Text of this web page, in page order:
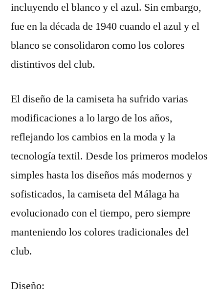
incluyendo el blanco y el azul. Sin embargo,
fue en la década de 1940 cuando el azul y el
blanco se consolidaron como los colores
distintivos del club.
El diseño de la camiseta ha sufrido varias
modificaciones a lo largo de los años,
reflejando los cambios en la moda y la
tecnología textil. Desde los primeros modelos
simples hasta los diseños más modernos y
sofisticados, la camiseta del Málaga ha
evolucionado con el tiempo, pero siempre
manteniendo los colores tradicionales del
club.
Diseño: